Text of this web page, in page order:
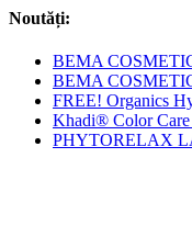
Noutăți:
BEMA
BEMA
FREE! Organics
Khadi® Color Care
PHYTORELAX